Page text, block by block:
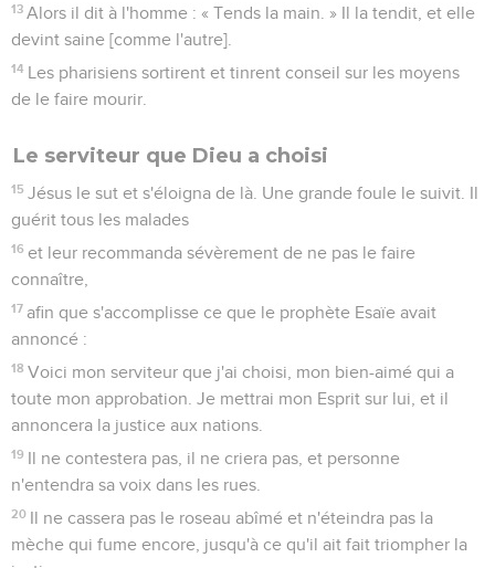
13 Alors il dit à l'homme : « Tends la main. » Il la tendit, et elle
devint saine [comme l'autre].
14 Les pharisiens sortirent et tinrent conseil sur les moyens
de le faire mourir.
Le serviteur que Dieu a choisi
15 Jésus le sut et s'éloigna de là. Une grande foule le suivit. Il
guérit tous les malades
16 et leur recommanda sévèrement de ne pas le faire
connaître,
17 afin que s'accomplisse ce que le prophète Esaïe avait
annoncé :
18 Voici mon serviteur que j'ai choisi, mon bien-aimé qui a
toute mon approbation. Je mettrai mon Esprit sur lui, et il
annoncera la justice aux nations.
19 Il ne contestera pas, il ne criera pas, et personne
n'entendra sa voix dans les rues.
20 Il ne cassera pas le roseau abîmé et n'éteindra pas la
mèche qui fume encore, jusqu'à ce qu'il ait fait triompher la